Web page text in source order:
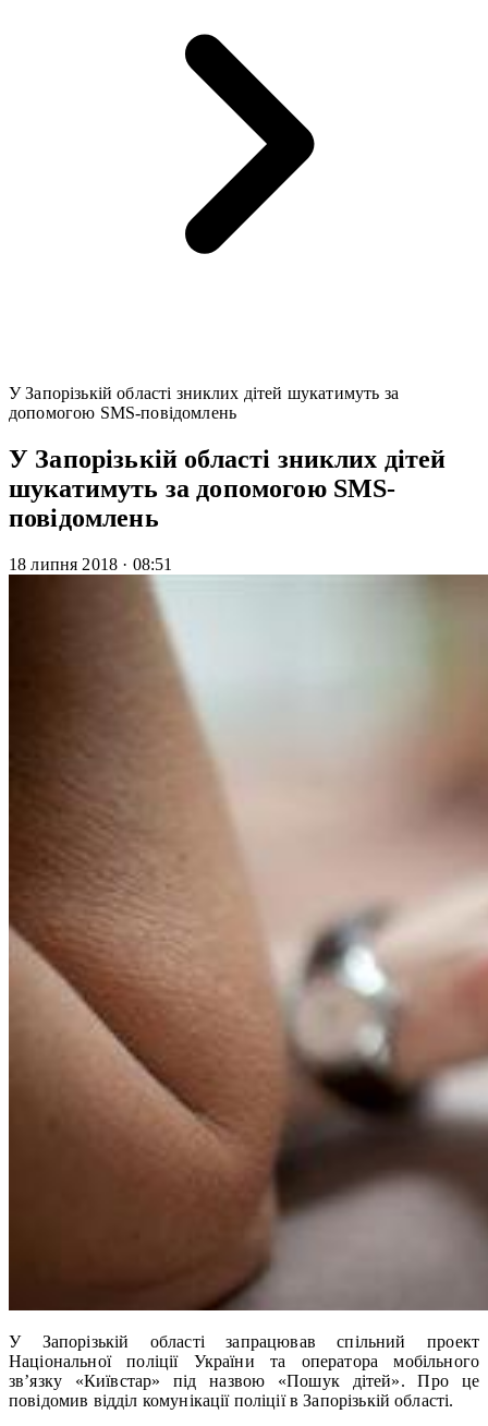
У Запорізькій області зниклих дітей шукатимуть за
допомогою SMS-повідомлень
У Запорізькій області зниклих дітей
шукатимуть за допомогою SMS-
повідомлень
18 липня 2018 · 08:51
У Запорізькій області запрацював спільний проект
Національної поліції України та оператора мобільного
зв’язку «Київстар» під назвою «Пошук дітей». Про це
повідомив відділ комунікації поліції в Запорізькій області.